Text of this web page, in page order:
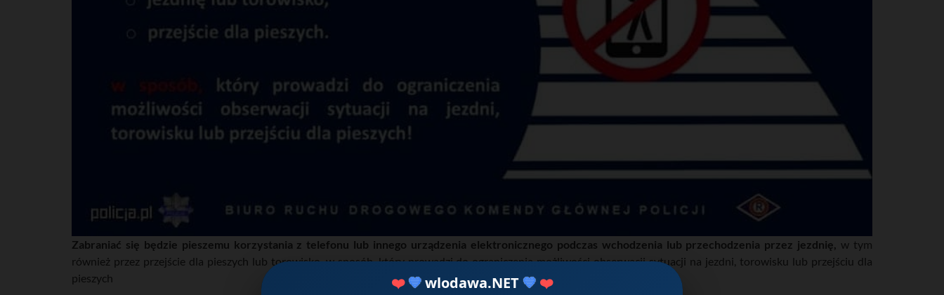
❤️ 💙wlodawa.NET 💙 ❤️
Zabraniać się będzie pieszemu korzystania z telefonu lub innego urządzenia elektronicznego podczas wchodzenia lub przechodzenia przez jezdnię,
w tym
również przez przejście dla pieszych lub torowisko, w sposób, który prowadzi do ograniczenia możliwości obserwacji sytuacji na jezdni, torowisku lub przejściu dla
pieszych